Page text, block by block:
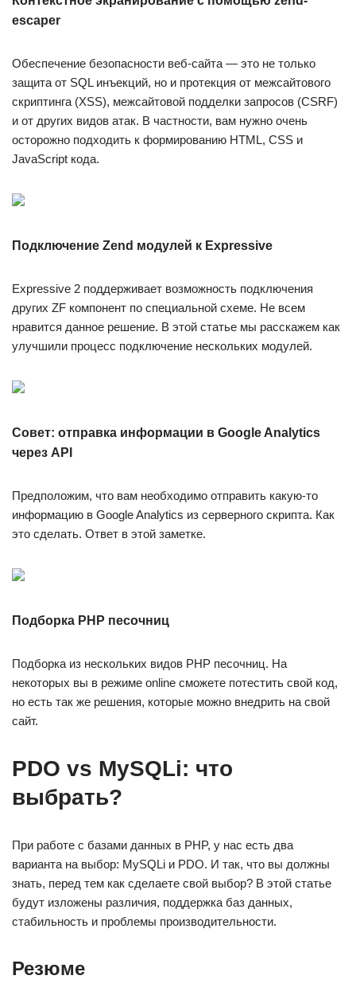
escaper
Обеспечение безопасности веб-сайта — это не только
защита от SQL инъекций, но и протекция от межсайтового
скриптинга (XSS), межсайтовой подделки запросов (CSRF)
и от других видов атак. В частности, вам нужно очень
осторожно подходить к формированию HTML, CSS и
JavaScript кода.
Подключение Zend модулей к Expressive
Expressive 2 поддерживает возможность подключения
других ZF компонент по специальной схеме. Не всем
нравится данное решение. В этой статье мы расскажем как
улучшили процесс подключение нескольких модулей.
Совет: отправка информации в Google Analytics
через API
Предположим, что вам необходимо отправить какую-то
информацию в Google Analytics из серверного скрипта. Как
это сделать. Ответ в этой заметке.
Подборка PHP песочниц
Подборка из нескольких видов PHP песочниц. На
некоторых вы в режиме online сможете потестить свой код,
но есть так же решения, которые можно внедрить на свой
сайт.
PDO vs MySQLi: что
выбрать?
При работе с базами данных в PHP, у нас есть два
варианта на выбор: MySQLi и PDO. И так, что вы должны
знать, перед тем как сделаете свой выбор? В этой статье
будут изложены различия, поддержка баз данных,
стабильность и проблемы производительности.
Резюме